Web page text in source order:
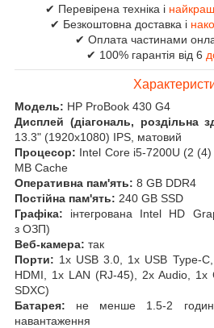
✔ Перевірена техніка і
✔ Безкоштовна доставка і
✔ Оплата частинами
✔ 100% гарантія від 6
Модель: HP ProBook 430 G4
Дисплей (діагональ, роздільна
13.3" (1920x1080) IPS, матовий
Процесор: Intel Core i5-7200U (2
MB Cache
Оперативна пам'ять: 8 GB DDR4
Постійна пам'ять: 240 GB SSD
Графіка: інтегрована Intel HD
з ОЗП)
Веб-камера: так
Порти: 1x USB 3.0, 1x USB Type-
HDMI, 1x LAN (RJ-45), 2x Audio, 1x
SDXC)
Батарея: не менше 1.5-2 годин
навантаження